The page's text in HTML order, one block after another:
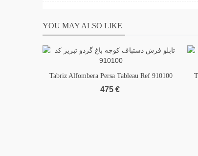
YOU MAY ALSO LIKE
Add to wishlist
Tabriz Alfombera Persa Tableau Ref 910100
475 €